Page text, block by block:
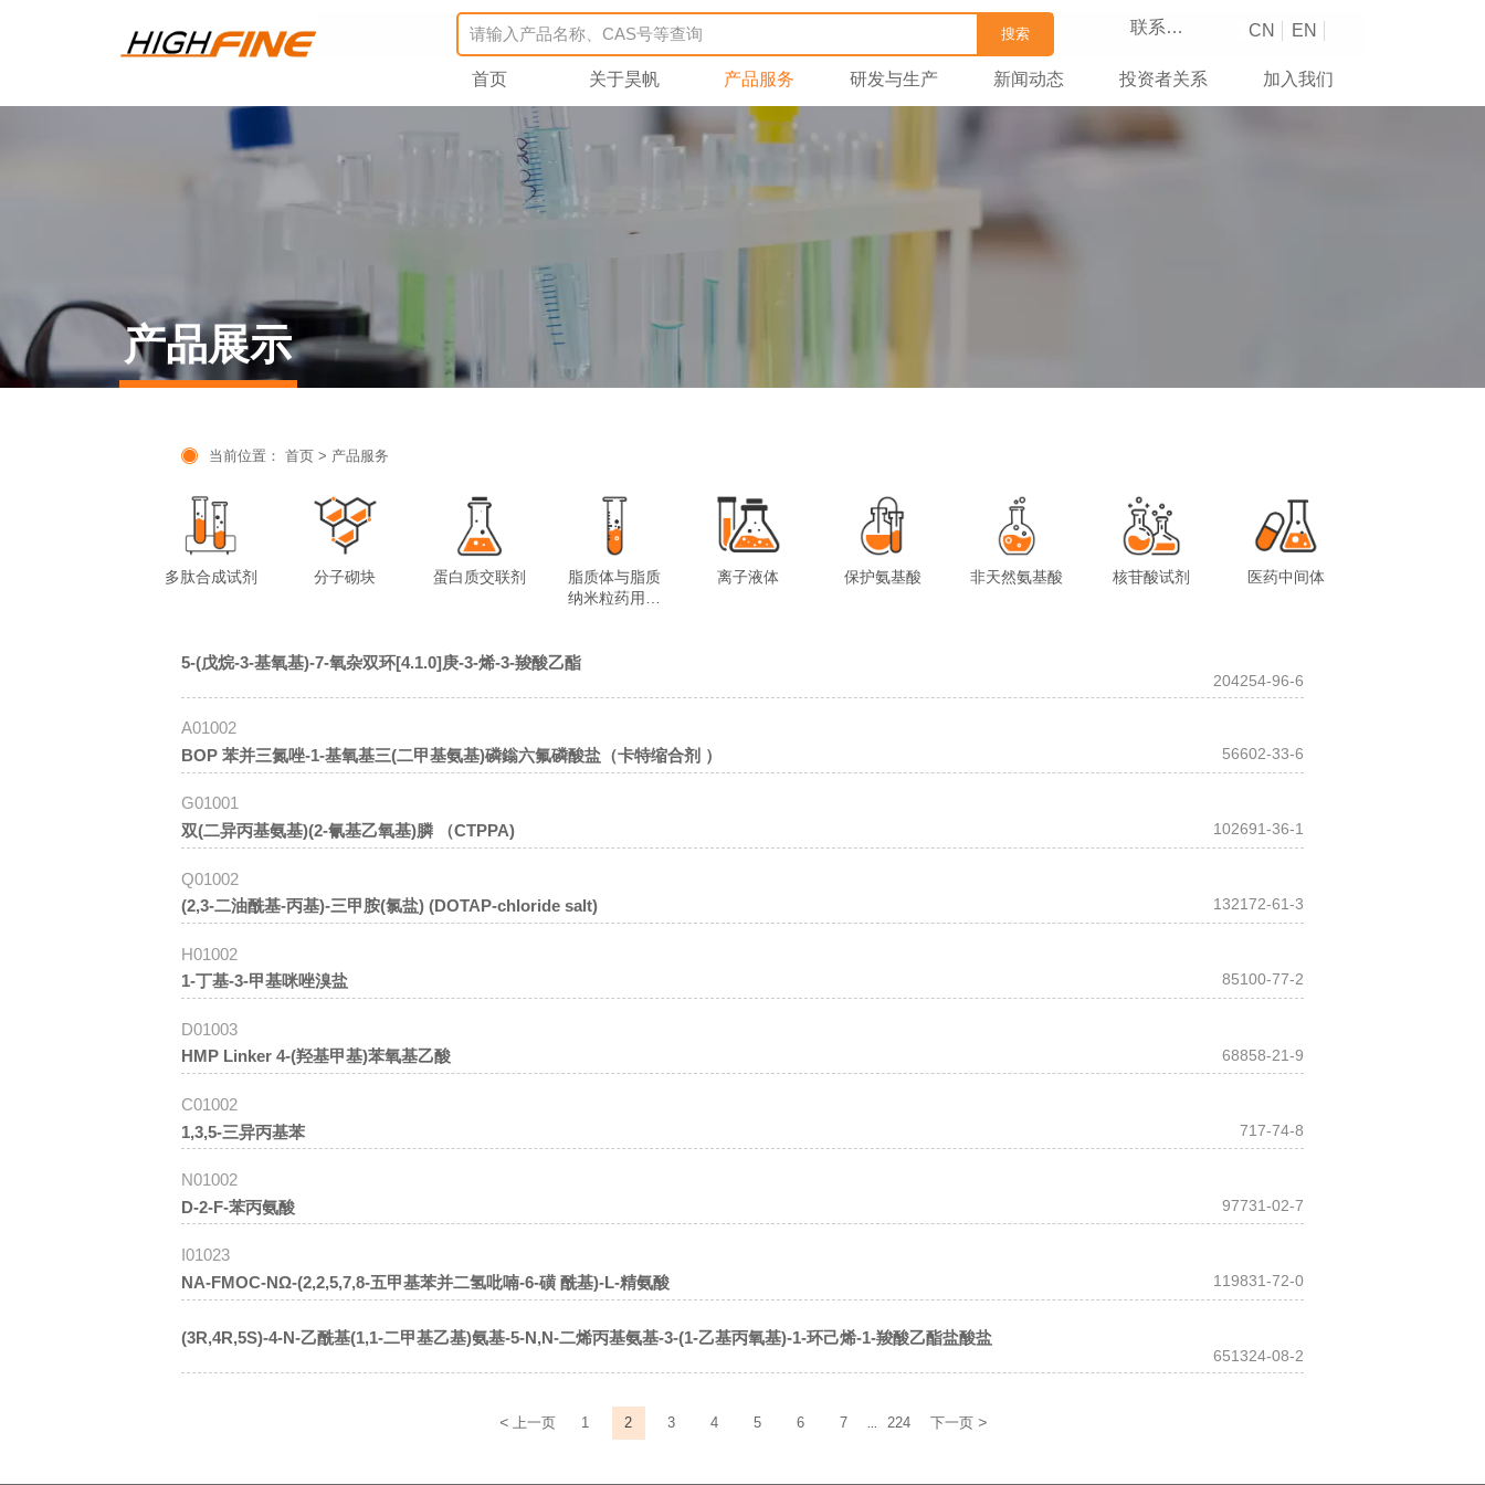
搜索 联系我们 CN EN
首页 关于昊帆 产品服务 研发与生产 新闻动态 投资者关系 加入我们
产品展示
 当前位置： 首页> 产品服务
多肽合成试剂 分子砌块 蛋白质交联剂
脂质体与脂质
纳米粒药用试
离子液体 保护氨基酸 非天然氨基酸 核苷酸试剂 医药中间体
5-(戊烷-3-基氧基)-7-氧杂双环[4.1.0]庚-3-烯-3-羧酸乙酯
204254-96-6
A01002
BOP 苯并三氮唑-1-基氧基三(二甲基氨基)磷鎓六氟磷酸盐（卡特缩合剂 ）
56602-33-6
G01001
双(二异丙基氨基)(2-氰基乙氧基)膦 （CTPPA)
102691-36-1
Q01002
(2,3-二油酰基-丙基)-三甲胺(氯盐) (DOTAP-chloride salt)
132172-61-3
H01002
1-丁基-3-甲基咪唑溴盐
85100-77-2
D01003
HMP Linker 4-(羟基甲基)苯氧基乙酸
68858-21-9
C01002
1,3,5-三异丙基苯
717-74-8
N01002
D-2-F-苯丙氨酸
97731-02-7
I01023
NΑ-FMOC-NΩ-(2,2,5,7,8-五甲基苯并二氢吡喃-6-磺 酰基)-L-精氨酸
119831-72-0
(3R,4R,5S)-4-N-乙酰基(1,1-二甲基乙基)氨基-5-N,N-二烯丙基氨基-3-(1-乙基丙氧基)-1-环己烯-1-羧酸乙酯盐酸盐
651324-08-2
<上一页 1 2 3 4 5 6 7 224 下一页 >